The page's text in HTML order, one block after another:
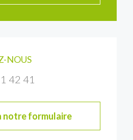
NOUS
42 41
notre formulaire